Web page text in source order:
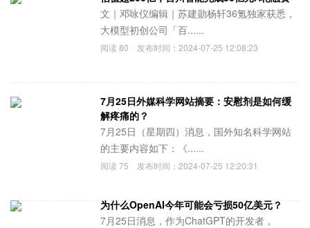
文｜邓咏仪编辑｜苏建勋杨轩36氪独家获悉，
大模型初创公司「百......
阅读80 发布时间：2024-07-25 12:08:23
7月25日外媒科学网站摘要：安慰剂是如何缓
解疼痛的？
7月25日（星期四）消息，国外知名科学网站
的主要内容如下：《......
阅读75 发布时间：2024-07-25 12:20:31
为什么OpenAI今年可能会亏损50亿美元？
7月25日消息，作为ChatGPT的开发者，